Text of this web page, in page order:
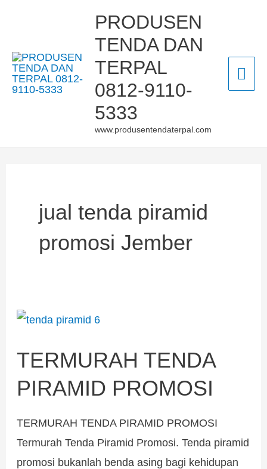
PRODUSEN
TENDA DAN
TERPAL
0812-9110-
5333
www.produsentendaterpal.com
jual tenda piramid
promosi Jember
TERMURAH TENDA
PIRAMID PROMOSI
TERMURAH TENDA PIRAMID PROMOSI
Termurah Tenda Piramid Promosi. Tenda piramid
promosi bukanlah benda asing bagi kehidupan
TERMURAH
PIRAMID